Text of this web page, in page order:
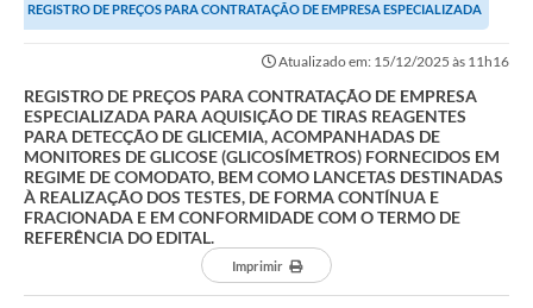
REGISTRO DE PREÇOS PARA CONTRATAÇÃO DE EMPRESA ESPECIALIZADA
Atualizado em: 15/12/2025 às 11h16
REGISTRO DE PREÇOS PARA CONTRATAÇÃO DE EMPRESA
ESPECIALIZADA PARA AQUISIÇÃO DE TIRAS REAGENTES
PARA DETECÇÃO DE GLICEMIA, ACOMPANHADAS DE
MONITORES DE GLICOSE (GLICOSÍMETROS) FORNECIDOS EM
REGIME DE COMODATO, BEM COMO LANCETAS DESTINADAS
À REALIZAÇÃO DOS TESTES, DE FORMA CONTÍNUA E
FRACIONADA E EM CONFORMIDADE COM O TERMO DE
REFERÊNCIA DO EDITAL.
Imprimir